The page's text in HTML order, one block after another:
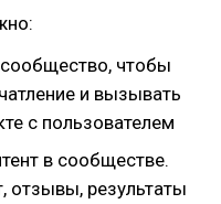
чтобы
и вызывать
с пользователем
в сообществе.
отзывы, результаты